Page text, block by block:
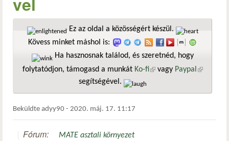
Ez az oldal a közösségért készül.
Kövess minket máshol is:
Ha hasznosnak találod, és szeretnéd, hogy
folytatódjon, támogasd a munkát Ko-fi(külső hivatkozás)
vagy Paypal
segítségével.
Beküldte adyy90 - 2020. máj. 17. 11:17
Fórum:
MATE asztali környezet